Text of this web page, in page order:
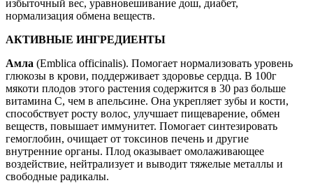
избыточный вес, уравновешивание дош, диабет,
нормализация обмена веществ.
АКТИВНЫЕ ИНГРЕДИЕНТЫ
Амла (Emblica officinalis). Помогает нормализовать уровень
глюкозы в крови, поддерживает здоровье сердца. В 100г
мякоти плодов этого растения содержится в 30 раз больше
витамина С, чем в апельсине. Она укрепляет зубы и кости,
способствует росту волос, улучшает пищеварение, обмен
веществ, повышает иммунитет. Помогает синтезировать
гемоглобин, очищает от токсинов печень и другие
внутренние органы. Плод оказывает омолаживающее
воздействие, нейтрализует и выводит тяжелые металлы и
свободные радикалы.